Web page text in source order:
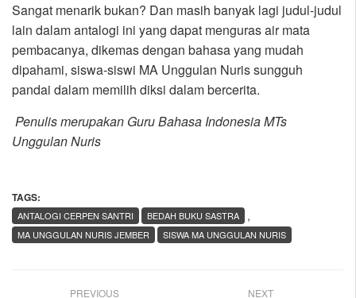
Sangat menarik bukan? Dan masih banyak lagi judul-judul
lain dalam antalogi ini yang dapat menguras air mata
pembacanya, dikemas dengan bahasa yang mudah
dipahami, siswa-siswi MA Unggulan Nuris sungguh
pandai dalam memilih diksi dalam bercerita.
Penulis merupakan Guru Bahasa Indonesia MTs
Unggulan Nuris
TAGS:
,
ANTALOGI CERPEN SANTRI
BEDAH BUKU SASTRA
MA UNGGULAN NURIS JEMBER
SISWA MA UNGGULAN NURIS
PREVIOUS NEXT